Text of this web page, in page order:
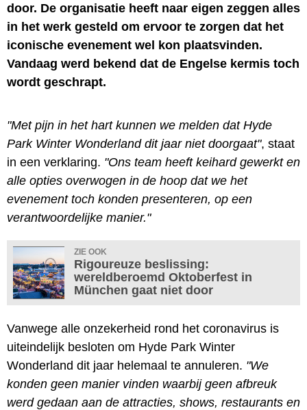
door. De organisatie heeft naar eigen zeggen alles
in het werk gesteld om ervoor te zorgen dat het
iconische evenement wel kon plaatsvinden.
Vandaag werd bekend dat de Engelse kermis toch
wordt geschrapt.
"Met pijn in het hart kunnen we melden dat Hyde
Park Winter Wonderland dit jaar niet doorgaat", staat
in een verklaring. "Ons team heeft keihard gewerkt en
alle opties overwogen in de hoop dat we het
evenement toch konden presenteren, op een
verantwoordelijke manier."
ZIE OOK
Rigoureuze beslissing:
wereldberoemd Oktoberfest in
München gaat niet door
Vanwege alle onzekerheid rond het coronavirus is
uiteindelijk besloten om Hyde Park Winter
Wonderland dit jaar helemaal te annuleren. "We
konden geen manier vinden waarbij geen afbreuk
werd gedaan aan de attracties, shows, restaurants en